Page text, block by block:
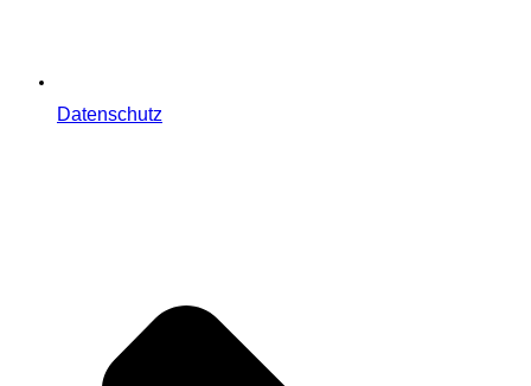
Datenschutz